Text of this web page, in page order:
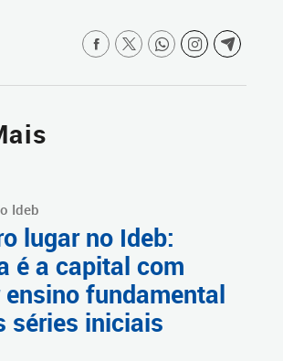
Ideb
lugar no Ideb:
é a capital com
ensino fundamental
séries iniciais